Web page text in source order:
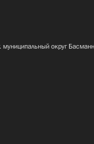
муниципальный округ